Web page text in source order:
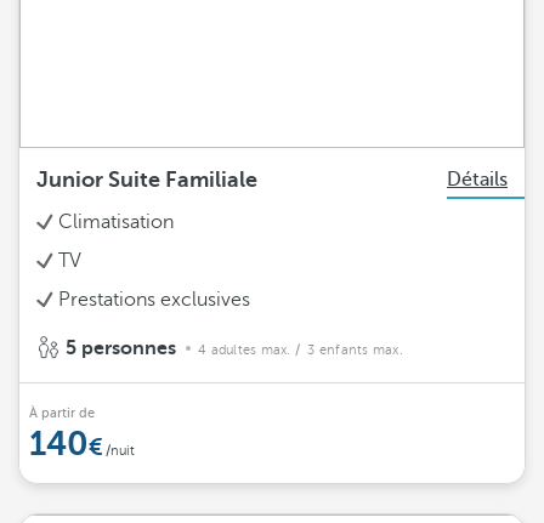
Junior Suite Familiale
Détails
Climatisation
TV
Prestations exclusives
5 personnes 4 adultes max. / 3 enfants max.
À partir de
140 /nuit